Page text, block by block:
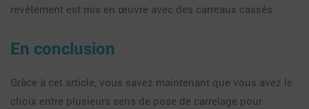
revêtement est mis en œuvre avec des carreaux cassés.
En conclusion
Grâce à cet article, vous savez maintenant que vous avez le
choix entre plusieurs sens de pose de carrelage pour